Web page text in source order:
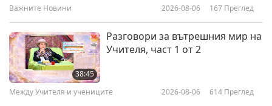
Важните Новини 2026-08-06 167 Преглед
38:45
Разговори за вътрешния мир на
Учителя, част 1 от 2
Между Учителя и учениците 2026-08-06 614 Преглед